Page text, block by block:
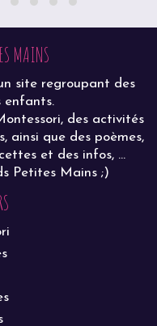
MAINS
site regroupant des
enfants.
des activités
ainsi que des poèmes,
et des infos, ...
Petites Mains ;)